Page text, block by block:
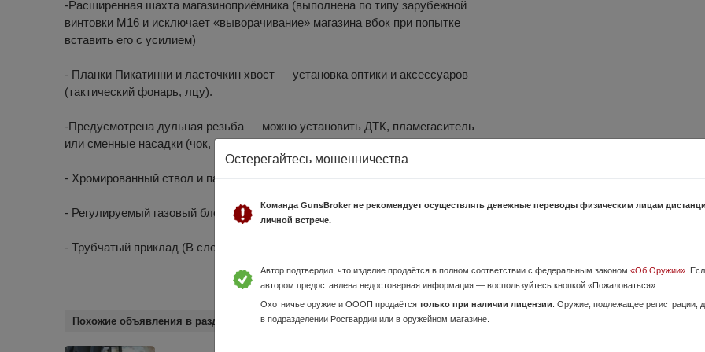
-Расширенная шахта магазиноприёмника (выполнена по типу зарубежной
винтовки M16 и исключает «выворачивание» магазина вбок при попытке
вставить его с усилием)
- Планки Пикатинни и ласточкин хвост — установка оптики и аксессуаров
(тактический фонарь, лцу).
-Предусмотрена дульная резьба — можно установить ДТК, пламегаситель
или сменные насадки (чок, получок, «парадокс» и т. д.)
- Хромированный ствол и патронник (защита от коррозии, простота чистки)
- Регулируемый газовый блок (стабильная работа с разными патронами)
- Трубчатый приклад (В сложенном состоянии приклад не фиксируется)
Похожие объявления в разделе Охотничье оружие, Калужская область:
Остерегайтесь мошенничества
Команда GunsBroker не рекомендует осуществлять денежные переводы физическим лицам
личной встрече.
Автор подтвердил, что изделие продаётся в полном соответствии с федеральным законом «Об Оружии» .
автором предоставлена недостоверная информация — воспользуйтесь кнопкой «Пожаловаться».
Охотничье оружие и ОООП продаётся только при наличии лицензии . Оружие, подлежащее
в подразделении Росгвардии или в оружейном магазине.